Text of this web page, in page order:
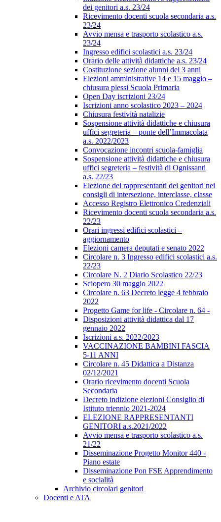
dei genitori a.s. 23/24
Ricevimento docenti scuola secondaria a.s.
23/24
Avvio mensa e trasporto scolastico a.s.
23/24
Ingresso edifici scolastici a.s. 23/24
Orario delle attività didattiche a.s. 23/24
Costituzione sezione alunni dei 3 anni
Elezioni amministrative 14 e 15 maggio –
chiusura plessi Scuola Primaria
Open Day iscrizioni 23/24
Iscrizioni anno scolastico 2023 – 2024
Chiusura festività natalizie
Sospensione attività didattiche e chiusura
uffici segreteria – ponte dell’Immacolata
a.s. 2022/2023
Convocazione incontri scuola-famiglia
Sospensione attività didattiche e chiusura
uffici segreteria – festività di Ognissanti
a.s. 22/23
Elezione dei rappresentanti dei genitori nei
consigli di intersezione, interclasse, classe
Accesso Registro Elettronico Credenziali
Ricevimento docenti scuola secondaria a.s.
22/23
Orari ingressi edifici scolastici –
aggiornamento
Elezioni camera deputati e senato 2022
Circolare n. 3 Ingresso edifici scolastici a.s.
22/23
Circolare N. 2 Diario Scolastico 22/23
Sciopero 30 maggio 2022
Circolare n. 63 Decreto legge 4 febbraio
2022
Progetto Game for life - Circolare n. 64 -
Disposizioni attività didattica dal 17
gennaio 2022
Iscrizioni a.s. 2022/2023
VACCINAZIONE BAMBINI FASCIA
5-11 ANNI
Circolare n. 45 Didattica a Distanza
02/12/2021
Orario ricevimento docenti Scuola
Secondaria
Decreto indizione elezioni Consiglio di
Istituto triennio 2021-2024
ELEZIONE RAPPRESENTANTI
GENITORI a.s.2021/2022
Avvio mensa e trasporto scolastico a.s.
21/22
Disseminazione Progetto Monitor 440 -
Piano estate
Disseminazione Pon FSE Apprendimento
e socialità
Archivio circolari genitori
Docenti e ATA